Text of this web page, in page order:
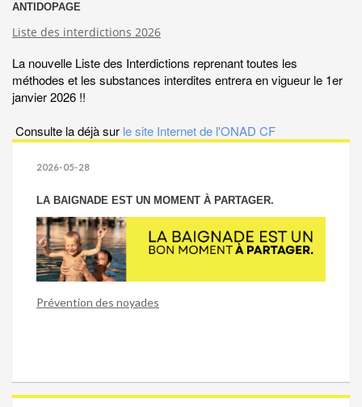
ANTIDOPAGE
Liste des interdictions 2026
La nouvelle Liste des Interdictions reprenant toutes les
méthodes et les substances interdites entrera en vigueur le 1er
janvier 2026 !!
Consulte la déjà sur le site Internet de l'ONAD CF
2026-05-28
LA BAIGNADE EST UN MOMENT À PARTAGER.
Prévention des noyades